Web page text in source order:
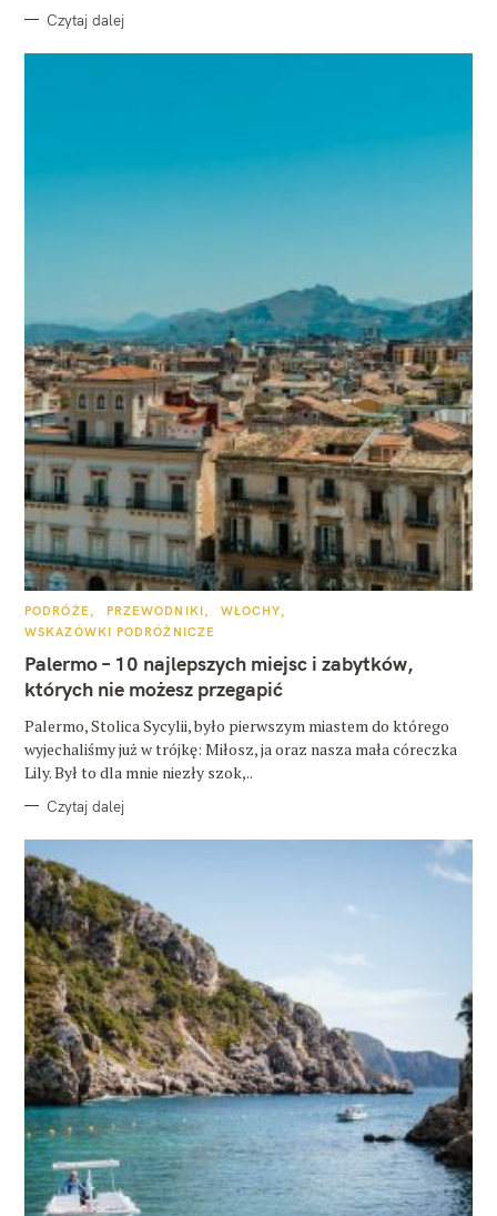
Czytaj dalej
K
T
G
R
PODRÓŻE PRZEWODNIKI
WŁOCHY
WSKAZÓWKI PODRÓŻNICZE
Palermo – 10 najlepszych miejsc i zabytków,
których nie możesz przegapić
Palermo, Stolica Sycylii, było pierwszym miastem do którego
wyjechaliśmy już w trójkę: Miłosz, ja oraz nasza mała córeczka
Lily. Był to dla mnie niezły szok,..
Czytaj dalej